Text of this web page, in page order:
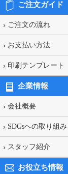
ご注文ガイド
ご注文の流れ
お支払い方法
印刷テンプレート
企業情報
会社概要
SDGsへの取り組み
スタッフ紹介
お役立ち情報